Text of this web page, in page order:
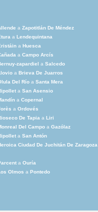
a Zapotitlán De Méndez
a Lendequintana
a Huesca
a Campo Arcís
zapardiel a Salcedo
a Brieva De Juarros
Del Río a Santa Mera
a San Asensio
a Copernal
a Ordovés
De Tapia a Liri
Del Campo a Gazólaz
a San Antón
Ciudad De Juchitán De Zaragoza
a Ouría
Olmos a Pontedo